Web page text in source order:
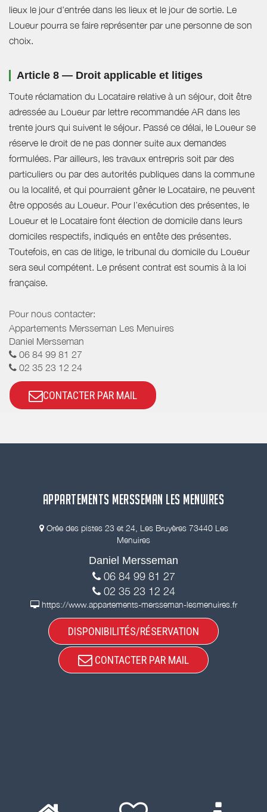
lieux le jour d'entrée dans les lieux et le jour de sortie. Le
Loueur pourra se faire représenter par une personne de son
choix.
Article 8 — Droit applicable et litiges
Toute réclamation du Locataire relative à un séjour, doit être
adressée au Loueur par lettre recommandée AR dans les
trente jours qui suivent le séjour. Passé ce délai, le Loueur se
réserve le droit de ne pas donner suite aux demandes
formulées. Par ailleurs, les travaux entrepris soit par des
particuliers ou par des autorités publiques dans la commune
ou la localité, et qui pourraient gêner le Locataire, ne peuvent
être opposés au Loueur. Pour l’exécution des présentes, le
Loueur et le Locataire font élection de domicile dans leurs
domiciles respectifs, indiqués en entête des présentes.
Toutefois, en cas de litige, le tribunal du domicile du Loueur
sera seul compétent. Le présent contrat est soumis à la loi
française.
Pour nous contacter:
Appartements Mersseman Les Menuires
Daniel Mersseman
06 84 99 81 27
02 35 23 12 24
CONTACTER PAR MAIL
APPARTEMENTS MERSSEMAN LES MENUIRES
Orée des pistes 23 et 24, Les Bruyères 73440 Les
Menuires
Daniel Mersseman
06 84 99 81 27
02 35 23 12 24
https://www.appartements-mersseman-lesmenuires.fr
DISPONIBILITÉS/RÉSERVATION
CONTACTER PAR MAIL